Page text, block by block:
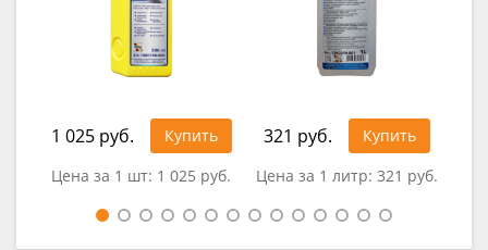
1 025 руб.
Купить
Цена за 1 шт: 1 025 руб.
321 руб.
Купить
Цена за 1 литр: 321 руб.